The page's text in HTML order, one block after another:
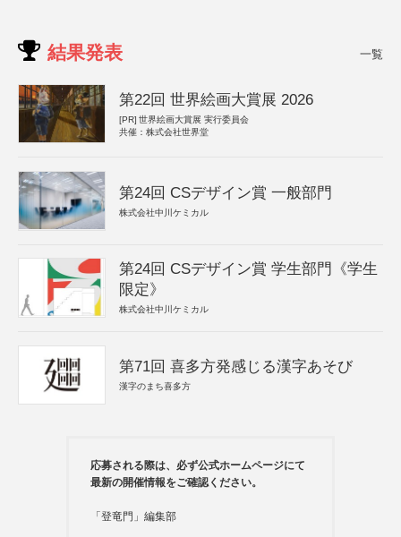
結果発表 一覧
第22回 世界絵画大賞展 2026
[PR] 世界絵画大賞展 実行委員会
共催：株式会社世界堂
第24回 CSデザイン賞 一般部門
株式会社中川ケミカル
第24回 CSデザイン賞 学生部門《学生
限定》
株式会社中川ケミカル
第71回 喜多方発感じる漢字あそび
漢字のまち喜多方
応募される際は、必ず公式ホームページにて
最新の開催情報をご確認ください。
「登竜門」編集部